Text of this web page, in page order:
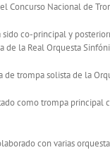
Concurso Nacional de
sido co-principal y
de la Real Orquesta
trompa solista de la
como trompa principal
con varias